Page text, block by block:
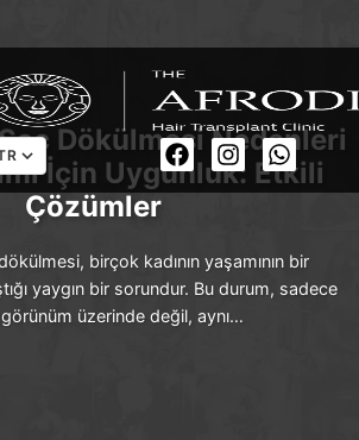
Dökülmesi Nedenleri
İçin Uygunluk: Etkili
Çözümler
birçok kadının yaşamının bir
yaygın bir sorundur. Bu durum, sadece
üzerinde değil, aynı…